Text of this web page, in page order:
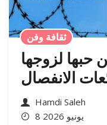
ثقافة وفن
حبها لزوجها
الانفصال
Hamdi Saleh
8 يونيو 2026